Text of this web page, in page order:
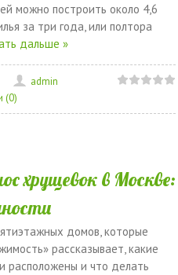
можно построить около 4,6
за три года, или полтора
дальше »
admin
(0)
хрущевок в Москве:
домов, которые
рассказывает, какие
расположены и что делать